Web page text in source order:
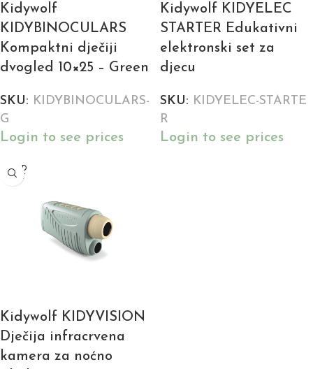
Kidywolf
KIDYBINOCULARS
Kompaktni dječiji
dvogled 10×25 – Green
SKU: KIDYBINOCULARS-
G
Login to see prices
Kidywolf KIDYELEC
STARTER Edukativni
elektronski set za
djecu
SKU: KIDYELEC-STARTE
R
Login to see prices
SOLD
OUT
Kidywolf KIDYVISION
Dječija infracrvena
kamera za noćno